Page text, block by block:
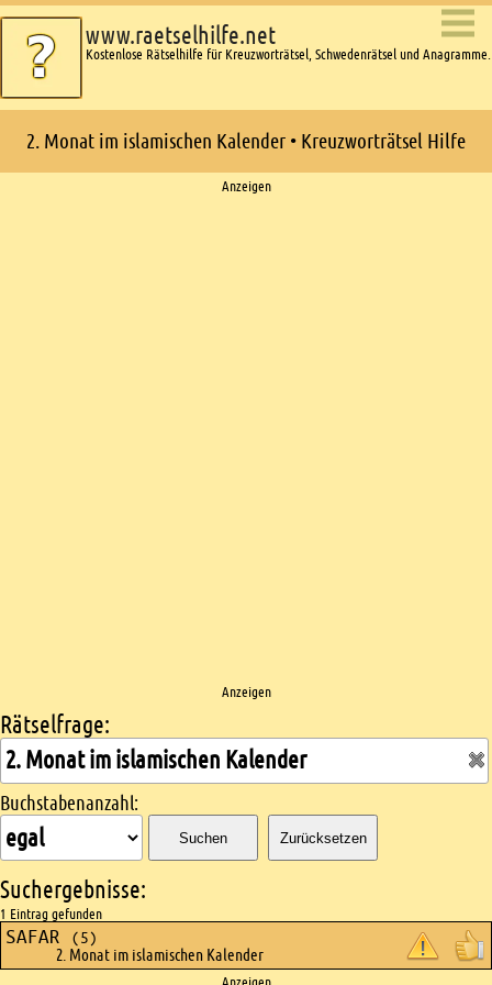
www.raetselhilfe.net
Kostenlose Rätselhilfe für Kreuzworträtsel, Schwedenrätsel und Anagramme.
2. Monat im islamischen Kalender • Kreuzworträtsel Hilfe
Anzeigen
Anzeigen
Kreuzworträtsel suchen
Rätselfrage:
Buchstabenanzahl:
Suchen Zurücksetzen
Suchergebnisse:
1 Eintrag gefunden
SAFAR (5)
2. Monat im islamischen Kalender